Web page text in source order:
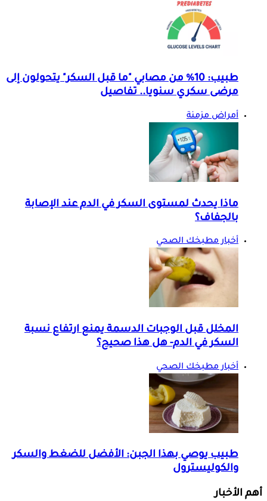
طبيب: 10% من مصابي "ما قبل السكر" يتحولون إلى
مرضى سكري سنويا.. تفاصيل
أمراض مزمنة
ماذا يحدث لمستوى السكر في الدم عند الإصابة
بالجفاف؟
أخبار مطبخك الصحي
المخلل قبل الوجبات الدسمة يمنع ارتفاع نسبة
السكر في الدم- هل هذا صحيح؟
أخبار مطبخك الصحي
طبيب يوصي بهذا الجبن: الأفضل للضغط والسكر
والكوليسترول
أهم الأخبار